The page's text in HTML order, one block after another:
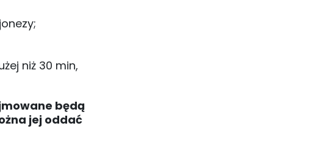
niż 30 min,
będą
jej oddać